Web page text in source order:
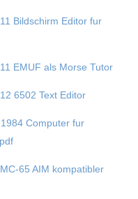
Bildschirm Editor fur
EMUF als Morse Tutor
6502 Text Editor
Computer fur
65 AIM kompatibler